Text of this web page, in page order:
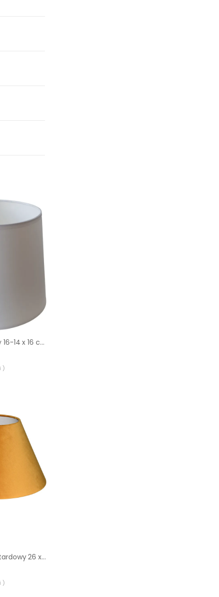
Abażur 9985 owalny 16-14 x 16 cm tkanina biały E27 TK LIGHTING
)
Abażur Welur musztardowy 26 x 13 cm H15 Art Abażur
)